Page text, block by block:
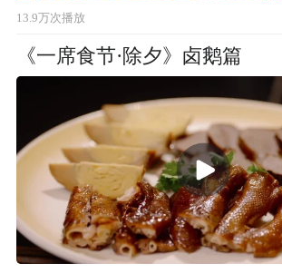
13.9万次播放
《一席食节·除夕》卤鹅篇